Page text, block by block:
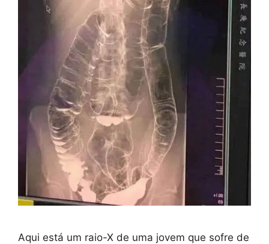
Aqui está um raio-X de uma jovem que sofre de